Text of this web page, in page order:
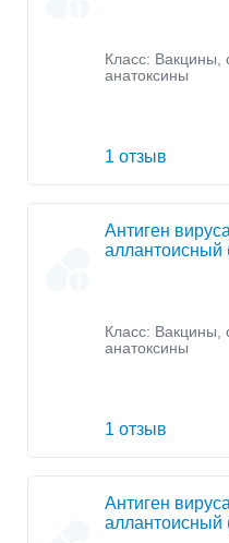
Класс: Вакцины,
анатоксины
1 отзыв
Антиген
аллантоисный
Класс: Вакцины,
анатоксины
1 отзыв
Антиген
аллантоисный